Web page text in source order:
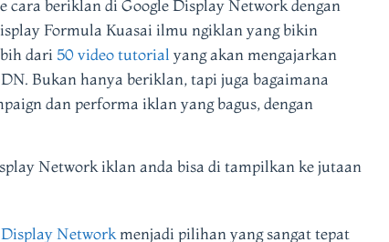
cara beriklan di Google Display Network dengan
Formula Kuasai ilmu ngiklan yang bikin
dari 50 video tutorial yang akan mengajarkan
Bukan hanya beriklan, tapi juga bagaimana
dan performa iklan yang bagus, dengan
Network iklan anda bisa di tampilkan ke jutaan
Network menjadi pilihan yang sangat tepat